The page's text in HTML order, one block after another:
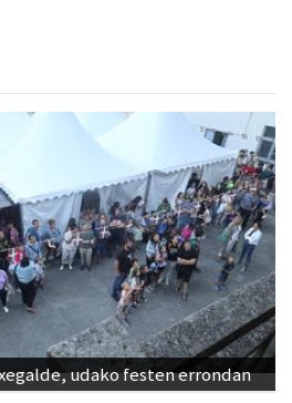
udako festen errondan